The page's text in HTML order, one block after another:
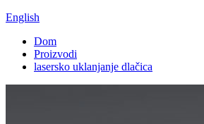
English
Dom
Proizvodi
lasersko uklanjanje dlačica